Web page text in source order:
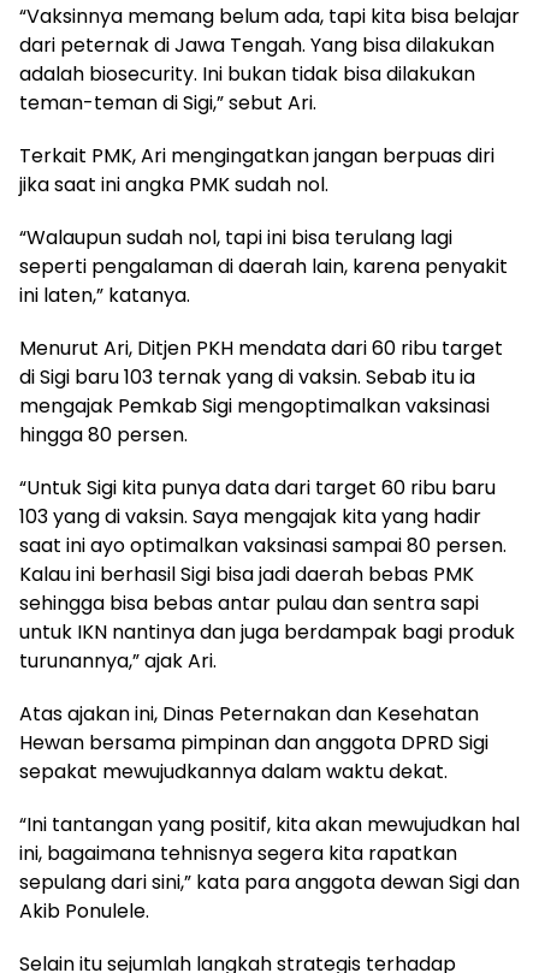
“Vaksinnya memang belum ada, tapi kita bisa belajar
dari peternak di Jawa Tengah. Yang bisa dilakukan
adalah biosecurity. Ini bukan tidak bisa dilakukan
teman-teman di Sigi,” sebut Ari.
Terkait PMK, Ari mengingatkan jangan berpuas diri
jika saat ini angka PMK sudah nol.
“Walaupun sudah nol, tapi ini bisa terulang lagi
seperti pengalaman di daerah lain, karena penyakit
ini laten,” katanya.
Menurut Ari, Ditjen PKH mendata dari 60 ribu target
di Sigi baru 103 ternak yang di vaksin. Sebab itu ia
mengajak Pemkab Sigi mengoptimalkan vaksinasi
hingga 80 persen.
“Untuk Sigi kita punya data dari target 60 ribu baru
103 yang di vaksin. Saya mengajak kita yang hadir
saat ini ayo optimalkan vaksinasi sampai 80 persen.
Kalau ini berhasil Sigi bisa jadi daerah bebas PMK
sehingga bisa bebas antar pulau dan sentra sapi
untuk IKN nantinya dan juga berdampak bagi produk
turunannya,” ajak Ari.
Atas ajakan ini, Dinas Peternakan dan Kesehatan
Hewan bersama pimpinan dan anggota DPRD Sigi
sepakat mewujudkannya dalam waktu dekat.
“Ini tantangan yang positif, kita akan mewujudkan hal
ini, bagaimana tehnisnya segera kita rapatkan
sepulang dari sini,” kata para anggota dewan Sigi dan
Akib Ponulele.
Selain itu sejumlah langkah strategis terhadap